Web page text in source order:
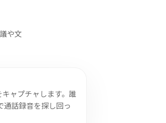
や文
ャプチャします。誰
通話録音を探し回っ